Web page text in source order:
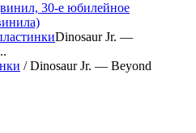
30-е юбилейное
Dinosaur Jr. —
/ Dinosaur Jr. — Beyond